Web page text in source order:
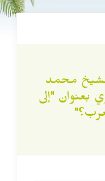
محمد
بعنوان "إلى